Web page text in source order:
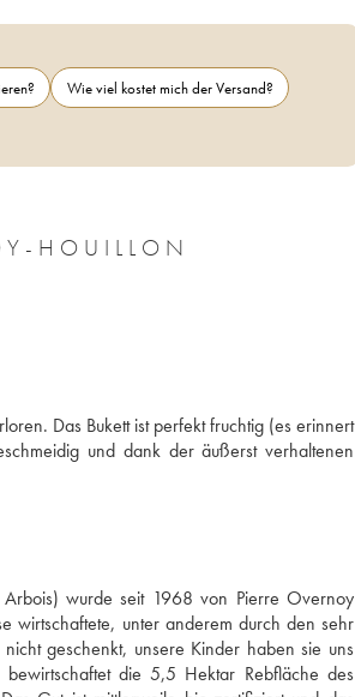
Wie viel kostet mich der Versand?
HOUILLON
Das Bukett ist perfekt fruchtig (es erinnert
und dank der äußerst verhaltenen
wurde seit 1968 von Pierre Overnoy
wirtschaftete, unter anderem durch den sehr
geschenkt, unsere Kinder haben sie uns
die 5,5 Hektar Rebfläche des